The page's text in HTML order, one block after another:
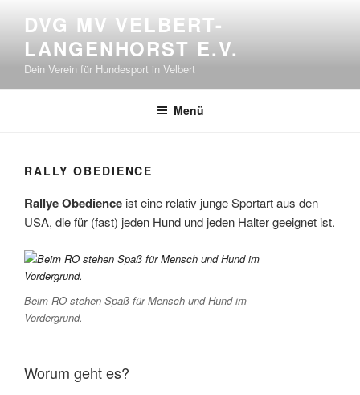
springen
DVG MV VELBERT-
LANGENHORST E.V.
Dein Verein für Hundesport in Velbert
Menü
RALLY OBEDIENCE
Rallye Obedience ist eine relativ junge Sportart aus den
USA, die für (fast) jeden Hund und jeden Halter geeignet ist.
Beim RO stehen Spaß für Mensch und Hund im
Vordergrund.
Worum geht es?